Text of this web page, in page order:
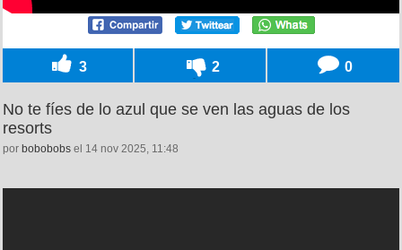
3 2 0
No te fíes de lo azul que se ven las aguas de los
resorts
por bobobobs el 14 nov 2025, 11:48